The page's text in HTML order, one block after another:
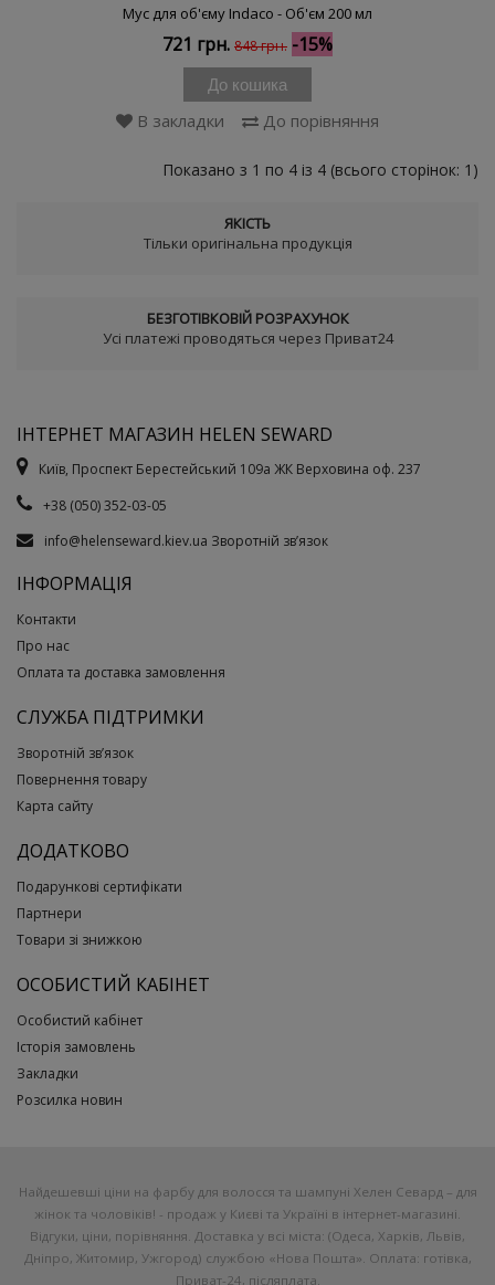
Мус для об'єму Indaco - Об'єм 200 мл
721 грн. 848 грн. -15%
До кошика
В закладки До порівняння
Показано з 1 по 4 із 4 (всього сторінок: 1)
ЯКІСТЬ
Тільки оригінальна продукція
БЕЗГОТІВКОВІЙ РОЗРАХУНОК
Усі платежі проводяться через Приват24
ІНТЕРНЕТ МАГАЗИН HELEN SEWARD
Київ, Проспект Берестейський 109а ЖК Верховина оф. 237
+38 (050) 352-03-05
info@helenseward.kiev.ua Зворотній зв’язок
ІНФОРМАЦІЯ
Контакти
Про нас
Оплата та доставка замовлення
СЛУЖБА ПІДТРИМКИ
Зворотній зв’язок
Повернення товару
Карта сайту
ДОДАТКОВО
Подарункові сертифікати
Партнери
Товари зі знижкою
ОСОБИСТИЙ КАБІНЕТ
Особистий кабінет
Історія замовлень
Закладки
Розсилка новин
Найдешевші ціни на фарбу для волосся та шампуні Хелен Севард – для
жінок та чоловіків! - продаж у Києві та Україні в інтернет-магазині.
Відгуки, ціни, порівняння. Доставка у всі міста: (Одеса, Харків, Львів,
Дніпро, Житомир, Ужгород) службою «Нова Пошта». Оплата: готівка,
Приват-24, післяплата.